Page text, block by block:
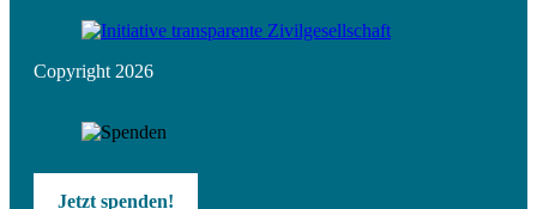
Copyright 2026
Jetzt spenden!